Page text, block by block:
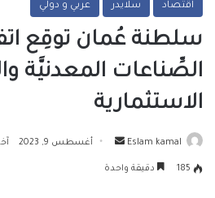
اقتصاد سلايدر عربي و دولي
سلطنة عُمان توقِع
الصِّناعات المعدنيَّة
الاستثمارية
Eslam kamal
أرسل أغسطس 9, 2023
185 دقيقة واحدة